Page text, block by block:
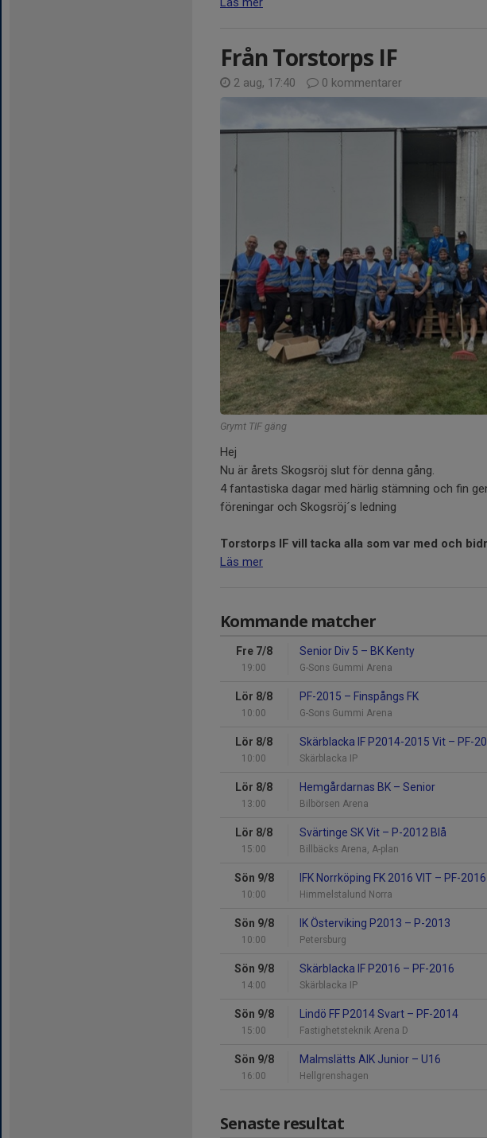
Från Torstorps IF
2 aug, 17:40 0 kommentarer
Grymt TIF gäng
Hej
Nu är årets Skogsröj slut för denna gång.
4 fantastiska dagar med härlig stämning och fin
föreningar och Skogsröj´s ledning
Torstorps IF vill tacka alla som var med och
Läs mer
Kommande matcher
Fre 7/8
19:00
Senior Div 5 – BK Kenty
G-Sons Gummi Arena
Lör 8/8
10:00
PF-2015 – Finspångs FK
G-Sons Gummi Arena
Lör 8/8
10:00
Skärblacka IF P2014-2015 Vit – PF-
Skärblacka IP
Lör 8/8
13:00
Hemgårdarnas BK – Senior
Bilbörsen Arena
Lör 8/8
15:00
Svärtinge SK Vit – P-2012 Blå
Billbäcks Arena, A-plan
Sön 9/8
10:00
IFK Norrköping FK 2016 VIT – PF-2016
Himmelstalund Norra
Sön 9/8
10:00
IK Österviking P2013 – P-2013
Petersburg
Sön 9/8
14:00
Skärblacka IF P2016 – PF-2016
Skärblacka IP
Sön 9/8
15:00
Lindö FF P2014 Svart – PF-2014
Fastighetsteknik Arena D
Sön 9/8
16:00
Malmslätts AIK Junior – U16
Hellgrenshagen
Senaste resultat